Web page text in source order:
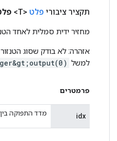
תקציר ציבורי פלט <T>
מחזיר ידית סמלית לאחד
למשל
פרמטרים
idx מדד התפוקה